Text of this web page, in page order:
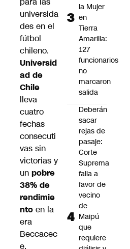
universida
des en el
fútbol
chileno.
Universid
ad de
Chile
lleva
cuatro
fechas
consecuti
vas sin
victorias y
un pobre
38% de
rendimie
nto en la
era
Beccacec
e.
la Mujer
en
Tierra
Amarilla:
127
funcionarios
no
marcaron
salida
Deberán
sacar
rejas de
pasaje:
Corte
Suprema
falla a
favor de
vecino
de
Maipú
que
requiere